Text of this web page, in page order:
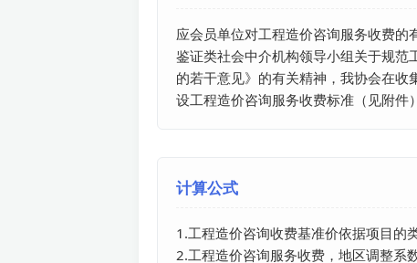
应会员单位对工程造价咨询服务收费
鉴证类社会中介机构领导小组关于规
的若干意见》的有关精神，我协会在
设工程造价咨询服务收费标准（见附件）
计算公式
1.工程造价咨询收费基准价依据项目的
2.工程造价咨询服务收费，地区调整系